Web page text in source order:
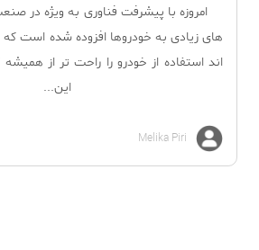
امروزه با پیشرفت فناوری به ویژه در
های زیادی به خودروها افزوده شده است
اند استفاده از خودرو را راحت تر از
این...
Melika Piri